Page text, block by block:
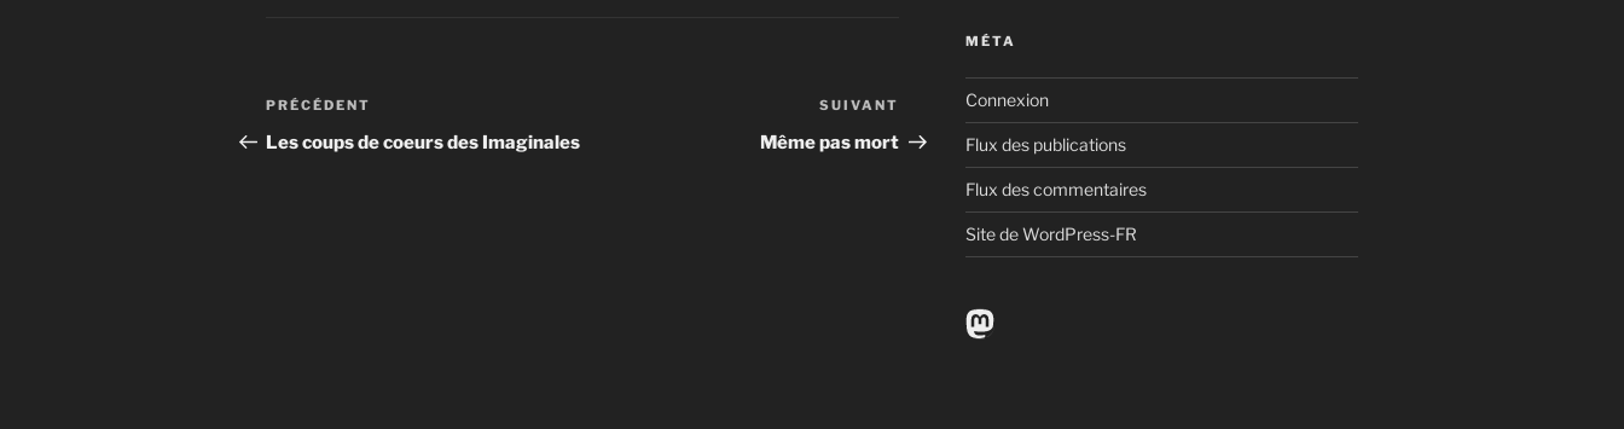
Navigation
de
Article
précédent
PRÉCÉDENT
Les coups de coeurs des Imaginales
suivant
SUIVANT
Même pas mort
MÉTA
Connexion
Flux des publications
Flux des commentaires
Site de WordPress-FR
Mastodon